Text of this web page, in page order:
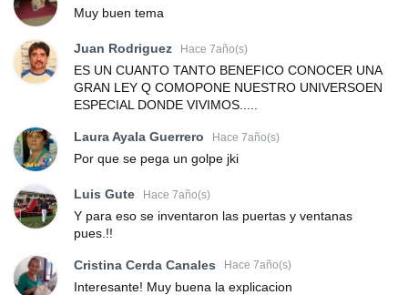
Muy buen tema
Juan Rodriguez Hace 7año(s)
ES UN CUANTO TANTO BENEFICO CONOCER UNA
GRAN LEY Q COMOPONE NUESTRO UNIVERSOEN
ESPECIAL DONDE VIVIMOS.....
Laura Ayala Guerrero Hace 7año(s)
Por que se pega un golpe jki
Luis Gute Hace 7año(s)
Y para eso se inventaron las puertas y ventanas
pues.!!
Cristina Cerda Canales Hace 7año(s)
Interesante! Muy buena la explicacion